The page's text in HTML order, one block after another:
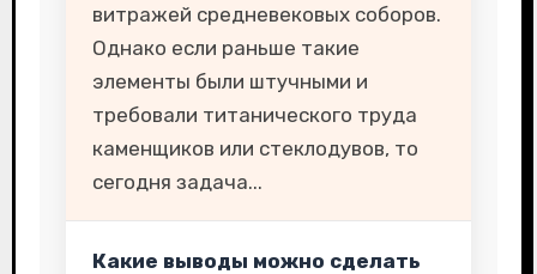
витражей средневековых соборов.
Однако если раньше такие
элементы были штучными и
требовали титанического труда
каменщиков или стеклодувов, то
сегодня задача...
Какие выводы можно сделать